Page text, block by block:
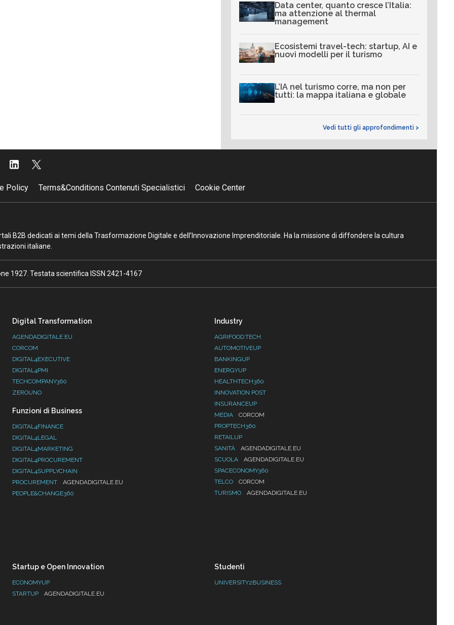
Data center, quanto cresce l’Italia:
ma attenzione al thermal
management
Ecosistemi travel-tech: startup, AI e
nuovi modelli per il turismo
L’IA nel turismo corre, ma non per
tutti: la mappa italiana e globale
Vedi tutti gli approfondimenti >
Policy Terms&Conditions Contenuti Specialistici Cookie Center
B2B dedicati ai temi della Trasformazione Digitale e dell’Innovazione Imprenditoriale. Ha la missione di diffondere la cultura
italiane.
1927. Testata scientifica ISSN 2421-4167
Digital Transformation
AGENDADIGITALE.EU
CORCOM
DIGITAL4EXECUTIVE
DIGITAL4PMI
TECHCOMPANY360
ZEROUNO
Funzioni di Business
DIGITAL4FINANCE
DIGITAL4LEGAL
DIGITAL4MARKETING
DIGITAL4PROCUREMENT
DIGITAL4SUPPLYCHAIN
PROCUREMENT
AGENDADIGITALE.EU
PEOPLE&CHANGE360
Industry
AGRIFOOD.TECH
AUTOMOTIVEUP
BANKINGUP
ENERGYUP
HEALTHTECH360
INNOVATION POST
INSURANCEUP
MEDIA
CORCOM
PROPTECH360
RETAILUP
SANITÀ
AGENDADIGITALE.EU
SCUOLA
AGENDADIGITALE.EU
SPACECONOMY360
TELCO
CORCOM
TURISMO
AGENDADIGITALE.EU
Startup e Open Innovation
ECONOMYUP
STARTUP
AGENDADIGITALE.EU
Studenti
UNIVERSITY2BUSINESS